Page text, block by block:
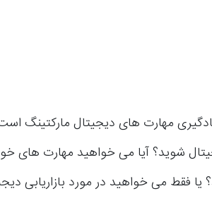
مهارت های دیجیتال مارکتینگ
شوید؟ آیا می خواهید مهارت های
فقط می خواهید در مورد بازاریابی